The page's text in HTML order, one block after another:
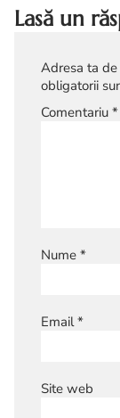
Lasă un
Adresa ta
obligatorii
Comentariu *
Nume *
Email*
Site web